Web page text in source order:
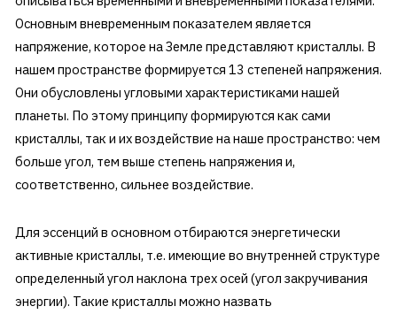
Основным вневременным показателем является
напряжение, которое на Земле представляют кристаллы. В
нашем пространстве формируется 13 степеней напряжения.
Они обусловлены угловыми характеристиками нашей
планеты. По этому принципу формируются как сами
кристаллы, так и их воздействие на наше пространство: чем
больше угол, тем выше степень напряжения и,
соответственно, сильнее воздействие.
Для эссенций в основном отбираются энергетически
активные кристаллы, т.е. имеющие во внутренней структуре
определенный угол наклона трех осей (угол закручивания
энергии). Такие кристаллы можно назвать